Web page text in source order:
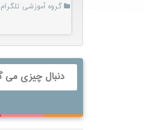
گروه آموزشی تلگرام